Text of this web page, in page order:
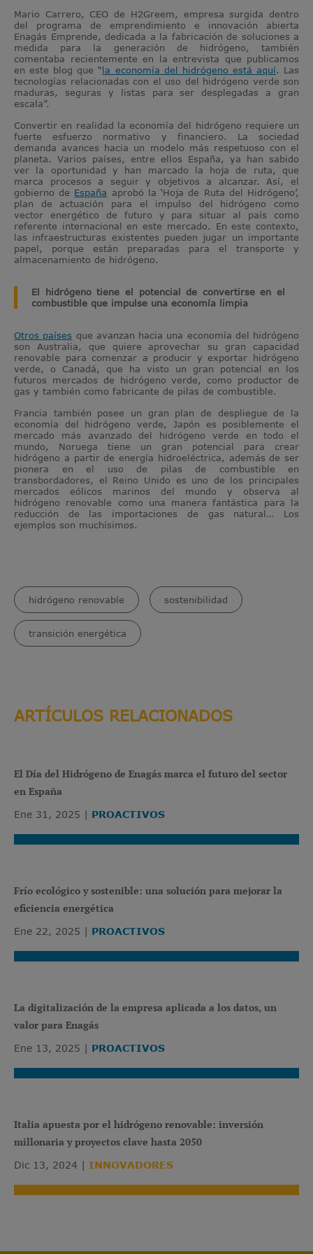
Mario Carrero, CEO de H2Greem, empresa surgida dentro
del programa de emprendimiento e innovación abierta
Enagás Emprende, dedicada a la fabricación de soluciones a
medida para la generación de hidrógeno, también
comentaba recientemente en la entrevista que publicamos
en este blog que “la economía del hidrógeno está aquí. Las
tecnologías relacionadas con el uso del hidrógeno verde son
maduras, seguras y listas para ser desplegadas a gran
escala”.
Convertir en realidad la economía del hidrógeno requiere un
fuerte esfuerzo normativo y financiero. La sociedad
demanda avances hacia un modelo más respetuoso con el
planeta. Varios países, entre ellos España, ya han sabido
ver la oportunidad y han marcado la hoja de ruta, que
marca procesos a seguir y objetivos a alcanzar. Así, el
gobierno de España aprobó la ‘Hoja de Ruta del Hidrógeno’,
plan de actuación para el impulso del hidrógeno como
vector energético de futuro y para situar al país como
referente internacional en este mercado. En este contexto,
las infraestructuras existentes pueden jugar un importante
papel, porque están preparadas para el transporte y
almacenamiento de hidrógeno.
El hidrógeno tiene el potencial de convertirse en el
combustible que impulse una economía limpia
Otros países que avanzan hacia una economía del hidrógeno
son Australia, que quiere aprovechar su gran capacidad
renovable para comenzar a producir y exportar hidrógeno
verde, o Canadá, que ha visto un gran potencial en los
futuros mercados de hidrógeno verde, como productor de
gas y también como fabricante de pilas de combustible.
Francia también posee un gran plan de despliegue de la
economía del hidrógeno verde, Japón es posiblemente el
mercado más avanzado del hidrógeno verde en todo el
mundo, Noruega tiene un gran potencial para crear
hidrógeno a partir de energía hidroeléctrica, además de ser
pionera en el uso de pilas de combustible en
transbordadores, el Reino Unido es uno de los principales
mercados eólicos marinos del mundo y observa al
hidrógeno renovable como una manera fantástica para la
reducción de las importaciones de gas natural… Los
ejemplos son muchísimos.
hidrógeno renovable sostenibilidad
transición energética
ARTÍCULOS RELACIONADOS
El Día del Hidrógeno de Enagás marca el futuro del sector
en España
Ene 31, 2025 PROACTIVOS
Frío ecológico y sostenible: una solución para mejorar la
eficiencia energética
Ene 22, 2025 PROACTIVOS
La digitalización de la empresa aplicada a los datos, un
valor para Enagás
Ene 13, 2025 PROACTIVOS
Italia apuesta por el hidrógeno renovable: inversión
millonaria y proyectos clave hasta 2050
Dic 13, 2024 INNOVADORES